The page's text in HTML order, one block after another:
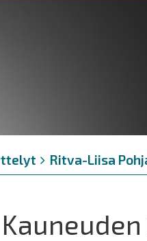
Ritva-Liisa